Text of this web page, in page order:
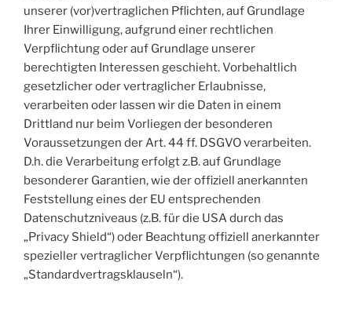
unserer (vor)vertraglichen Pflichten, auf Grundlage
Ihrer Einwilligung, aufgrund einer rechtlichen
Verpflichtung oder auf Grundlage unserer
berechtigten Interessen geschieht. Vorbehaltlich
gesetzlicher oder vertraglicher Erlaubnisse,
verarbeiten oder lassen wir die Daten in einem
Drittland nur beim Vorliegen der besonderen
Voraussetzungen der Art. 44 ff. DSGVO verarbeiten.
D.h. die Verarbeitung erfolgt z.B. auf Grundlage
besonderer Garantien, wie der offiziell anerkannten
Feststellung eines der EU entsprechenden
Datenschutzniveaus (z.B. für die USA durch das
„Privacy Shield“) oder Beachtung offiziell anerkannter
spezieller vertraglicher Verpflichtungen (so genannte
„Standardvertragsklauseln“).